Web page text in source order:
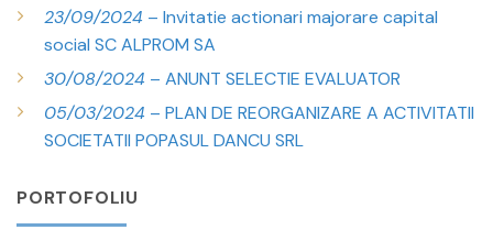
23/09/2024 – Invitatie actionari majorare capital
social SC ALPROM SA
30/08/2024 – ANUNT SELECTIE EVALUATOR
05/03/2024 – PLAN DE REORGANIZARE A ACTIVITATII
SOCIETATII POPASUL DANCU SRL
PORTOFOLIU